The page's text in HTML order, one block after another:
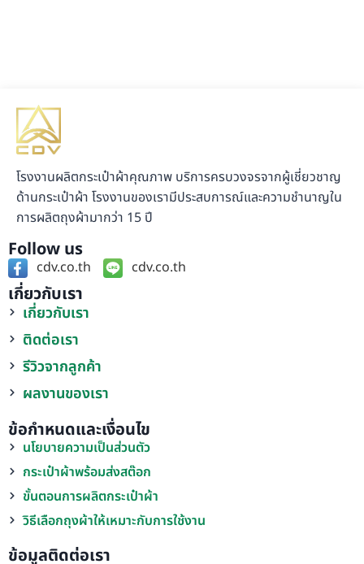
โรงงานผลิตกระเป๋าผ้าคุณภาพ บริการครบวงจรจากผู้เชี่ยวชาญ
ด้านกระเป๋าผ้า โรงงานของเรามีประสบการณ์และความชำนาญใน
การผลิตถุงผ้ามากว่า 15 ปี
Follow us
cdv.co.th cdv.co.th
เกี่ยวกับเรา
เกี่ยวกับเรา
ติดต่อเรา
รีวิวจากลูกค้า
ผลงานของเรา
ข้อกำหนดและเงื่อนไข
นโยบายความเป็นส่วนตัว
กระเป๋าผ้าพร้อมส่งสต๊อก
ขั้นตอนการผลิตกระเป๋าผ้า
วิธีเลือกถุงผ้าให้เหมาะกับการใช้งาน
ข้อมูลติดต่อเรา